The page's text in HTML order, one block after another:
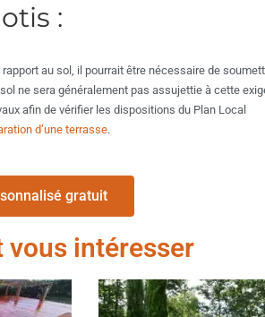
:
au sol, il pourrait être nécessaire de
ne sera généralement pas assujettie à cette
afin de vérifier les dispositions du Plan Local
d’une terrasse.
gratuit
vous intéresser